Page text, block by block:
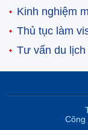
Kinh nghiệm
Thủ tục làm
Tư vấn du
Công